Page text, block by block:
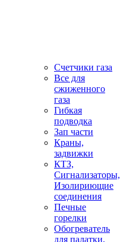
Счетчики газа
Все для
сжиженного
газа
Гибкая
подводка
Зап части
Краны,
задвижки
КТЗ,
Сигнализаторы,
Изолириющие
соединения
Печные
горелки
Обогреватель
для палатки,